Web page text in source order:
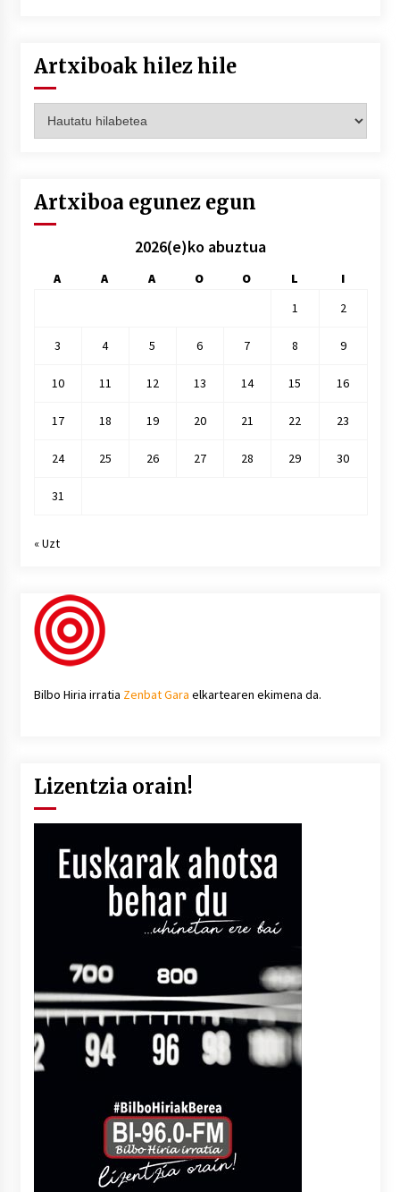
Artxiboak hilez hile
hilez
Artxiboa egunez egun
2026(e)ko abuztua
A A A O O L
I
1
2
3 4 5 6 7 8 9
10 11 12 13 14 15 16
17 18 19 20 21 22 23
24 25 26 27 28 29 30
31
« Uzt
Bilbo Hiria irratia Zenbat Gara elkartearen ekimena da.
Lizentzia orain!